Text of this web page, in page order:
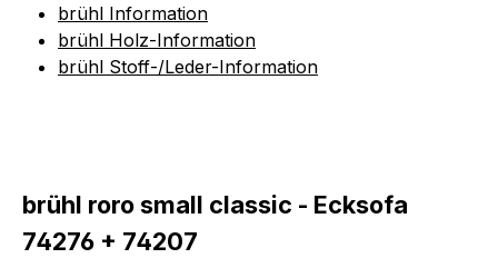
brühl Information
brühl Holz-Information
brühl Stoff-/Leder-Information
brühl roro small classic - Ecksofa
74276 + 74207